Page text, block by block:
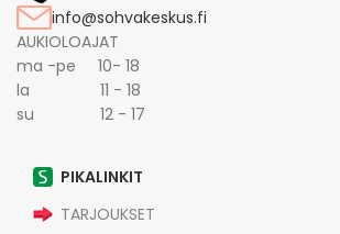
info@sohvakeskus.fi
AUKIOLOAJAT
ma -pe 10- 18
la 11 - 18
su 12 - 17
PIKALINKIT
TARJOUKSET